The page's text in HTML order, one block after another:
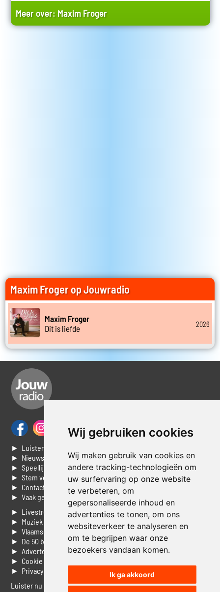
Wij gebruiken cookies
Wij maken gebruik van cookies en
andere tracking-technologieën om
uw surfervaring op onze website
te verbeteren, om
gepersonaliseerde inhoud en
advertenties te tonen, om ons
websiteverkeer te analyseren en
om te begrijpen waar onze
bezoekers vandaan komen.
Ik ga akkoord
Meer over: Maxim Froger
Maxim Froger op Jouwradio
Maxim Froger
Dit is liefde
2026
► Luisteren naar Jouwradio
► Nieuws
► Speellijst
► Stem voor de Dag top 3
► Contacteer ons
► Vaak gestelde vragen
► Livestream informatie
► Muziek opzoeken
► Vlaamse 100 Aller tijden
► De 50 beste van...
► Adverteren op Jouwradio
► Cookie voorkeuren wijzigen
► Privacyinformatie
Luister nu naar Jouwradio! De beste Nederlandstalige muziek